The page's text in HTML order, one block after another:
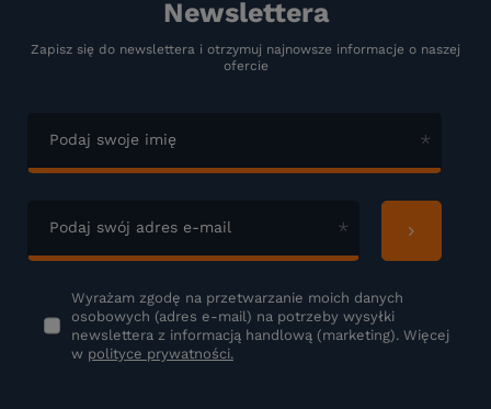
Newslettera
Zapisz się do newslettera i otrzymuj najnowsze informacje o naszej
ofercie
Podaj swoje imię
Podaj swój adres e-mail
Wyrażam zgodę na przetwarzanie moich danych
osobowych (adres e-mail) na potrzeby wysyłki
newslettera z informacją handlową (marketing). Więcej
w polityce prywatności.